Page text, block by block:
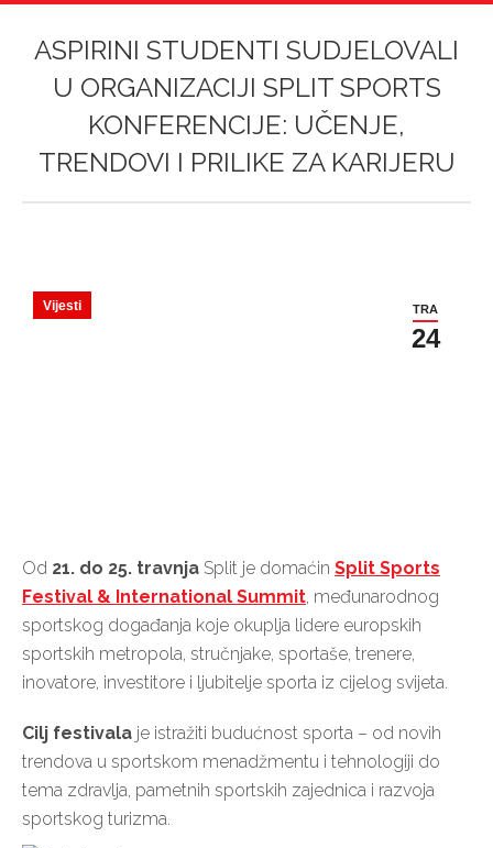
ASPIRINI STUDENTI SUDJELOVALI
U ORGANIZACIJI SPLIT SPORTS
KONFERENCIJE: UČENJE,
TRENDOVI I PRILIKE ZA KARIJERU
TRA
24
Vijesti
Od 21. do 25. travnja Split je domaćin Split Sports
Festival & International Summit, međunarodnog
sportskog događanja koje okuplja lidere europskih
sportskih metropola, stručnjake, sportaše, trenere,
inovatore, investitore i ljubitelje sporta iz cijelog svijeta.
Cilj festivala je istražiti budućnost sporta – od novih
trendova u sportskom menadžmentu i tehnologiji do
tema zdravlja, pametnih sportskih zajednica i razvoja
sportskog turizma.